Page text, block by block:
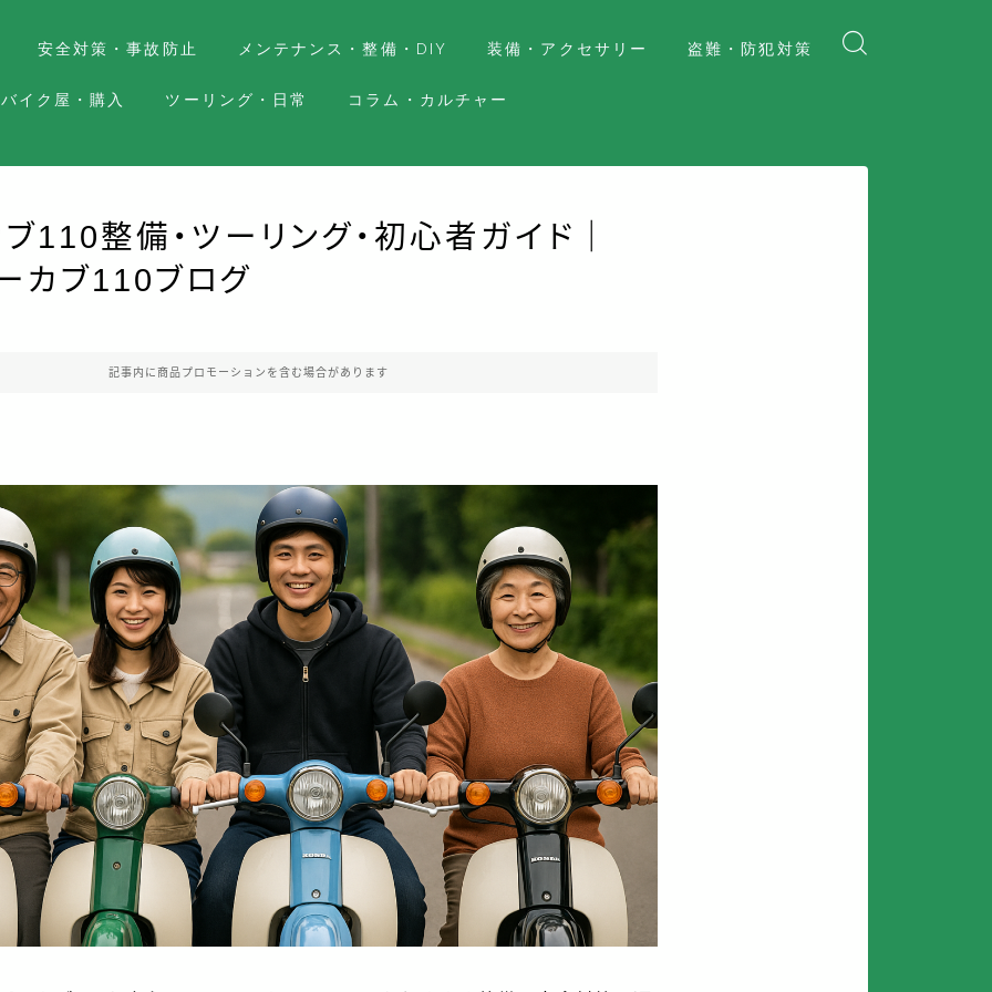
安全対策・事故防止 メンテナンス・整備・DIY 装備・アクセサリー 盗難・防犯対策
バイク屋・購入 ツーリング・日常 コラム・カルチャー
110整備・ツーリング・初心者ガイド｜
カブ110ブログ
記事内に商品プロモーションを含む場合があります